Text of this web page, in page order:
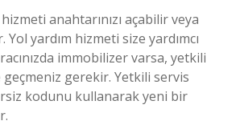
anahtarınızı açabilir veya
yardım hizmeti size yardımcı
immobilizer varsa, yetkili
gerekir. Yetkili servis
kodunu kullanarak yeni bir